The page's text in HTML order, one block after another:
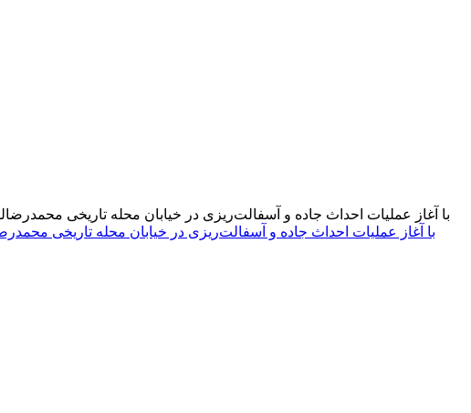
با آغاز عملیات احداث جاده و آسفالت‌ریزی در خیابان محله تاریخی